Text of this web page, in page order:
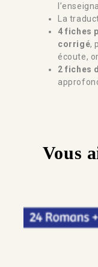
La
4 fiches
corrigé,
écoute,
2 fiches
Vous